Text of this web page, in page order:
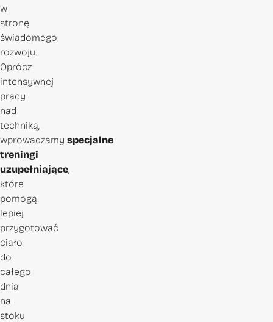
w
stronę
świadomego
rozwoju.
Oprócz
intensywnej
pracy
nad
techniką,
wprowadzamy specjalne
treningi
uzupełniające,
które
pomogą
lepiej
przygotować
ciało
do
całego
dnia
na
stoku